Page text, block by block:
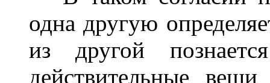
одна другую
из другой
действительные